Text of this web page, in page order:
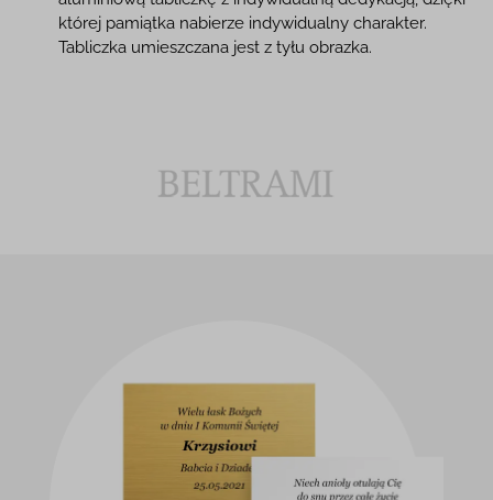
której pamiątka nabierze indywidualny charakter.
Tabliczka umieszczana jest z tyłu obrazka.